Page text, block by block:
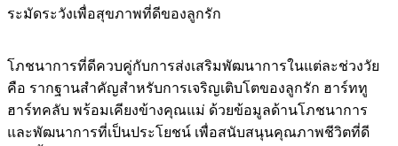
ระมัดระวังเพื่อสุขภาพที่ดีของลูกรัก
โภชนาการที่ดีควบคู่กับการส่งเสริมพัฒนาการในแต่ละช่วงวัย
คือ รากฐานสำคัญสำหรับการเจริญเติบโตของลูกรัก ฮาร์ททู
ฮาร์ทคลับ พร้อมเคียงข้างคุณแม่ ด้วยข้อมูลด้านโภชนาการ
และพัฒนาการที่เป็นประโยชน์ เพื่อสนับสนุนคุณภาพชีวิตที่ดี